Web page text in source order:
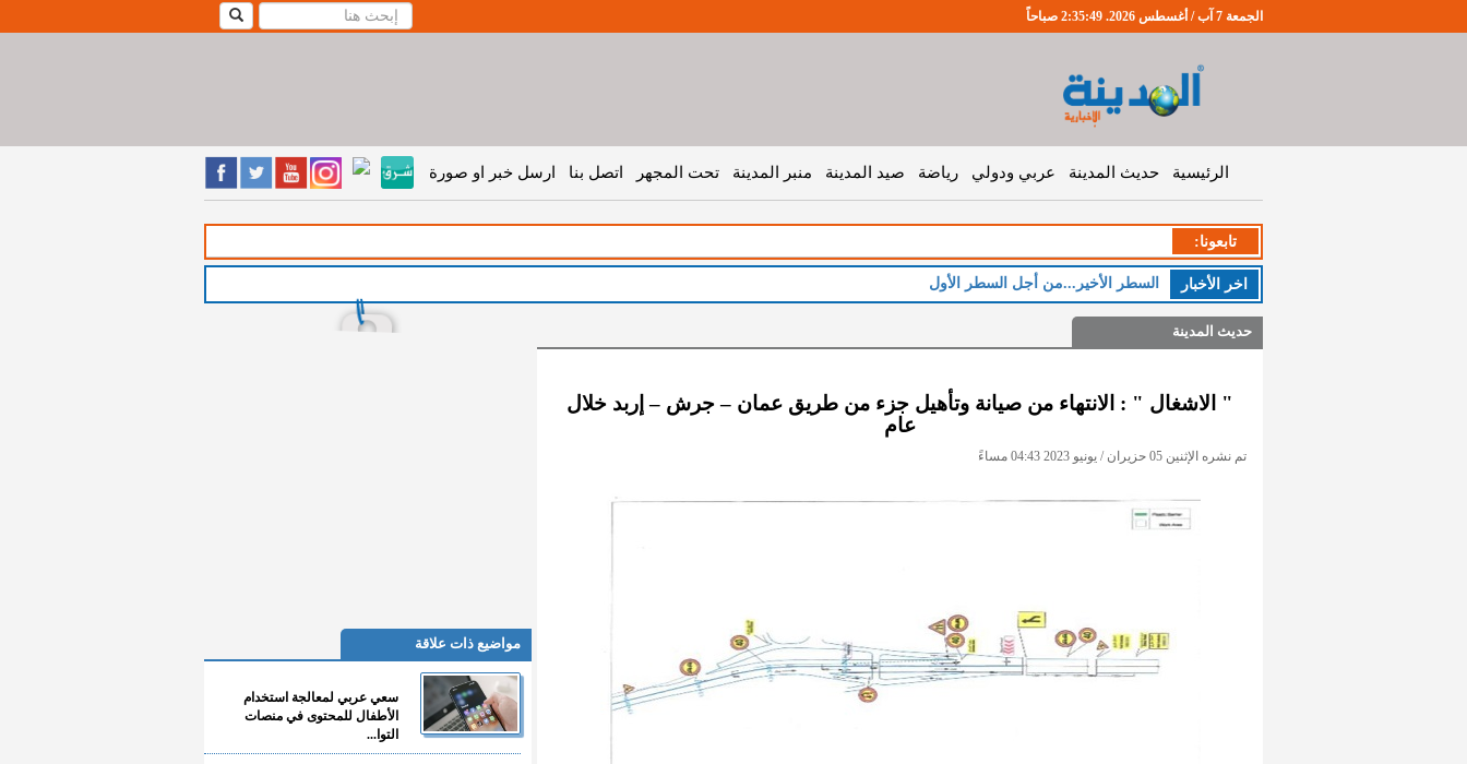
الجمعة 7 آب / أغسطس 2026. 2:35:50 صباحاً
الرئيسية حديث المدينة عربي ودولي رياضة صيد المدينة منبر المدينة تحت المجهر اتصل بنا ارسل خبر او صورة
تابعونا:
اخر اﻷخبار السطر الأخير...من أجل السطر الأول
حديث المدينة
" الاشغال " : الانتهاء من صيانة وتأهيل جزء من طريق عمان – جرش – إربد خلال
عام
تم نشره الإثنين 05 حزيران / يونيو 2023 04:43 مساءً
مواضيع ذات علاقة
سعي عربي لمعالجة استخدام
الأطفال للمحتوى في منصات
التوا...